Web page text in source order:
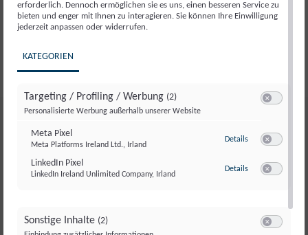
Meine Konten
erforderlich. Dennoch ermöglichen sie es uns, einen besseren Service zu
bieten und enger mit Ihnen zu interagieren. Sie können Ihre Einwilligung
jederzeit anpassen oder widerrufen.
KATEGORIEN
Targeting / Profiling / Werbung (2)
Personalisierte Werbung außerhalb unserer Website
Meta Pixel
Meta Platforms Ireland Ltd., Irland
Details zu Meta Pixel
LinkedIn Pixel
LinkedIn Ireland Unlimited Company, Irland
Details zu LinkedIn Pixel
Sonstige Inhalte (2)